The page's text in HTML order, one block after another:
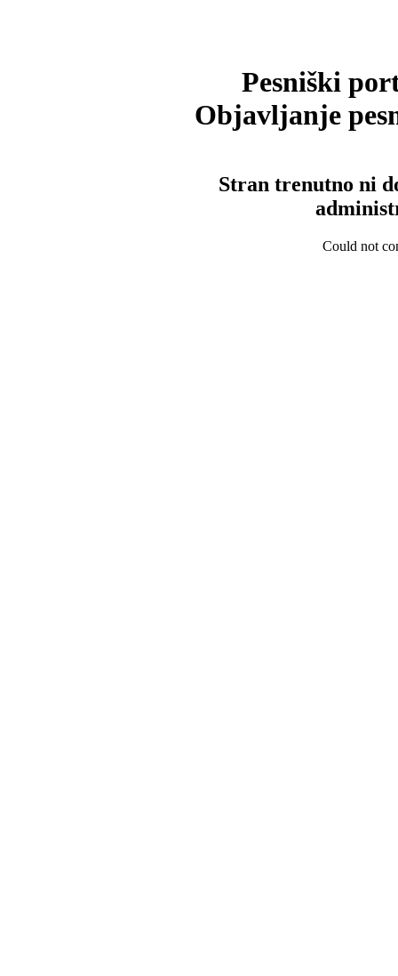
Pesniški
Objavljanje
Stran trenutno ni
Could not